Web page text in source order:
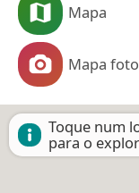
Mapa
Mapa foto
Toque num
para o